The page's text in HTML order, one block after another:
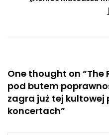
One thought on “The
pod butem
zagra już tej kultowej
koncertach”